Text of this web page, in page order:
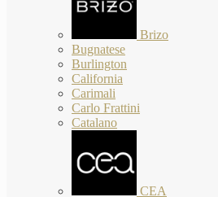
Brizo
Bugnatese
Burlington
California
Carimali
Carlo Frattini
Catalano
CEA